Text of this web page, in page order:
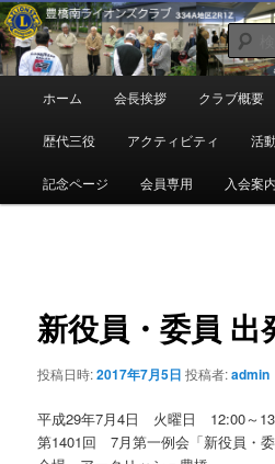
メ
イ
ン
コ
豊橋南ライオンズ
地域奉仕ボランティア
ュ
ホーム 会長挨拶 クラブ概要
歴代三役 アクティビティ 活
記念ページ 会員専用 入会案内
新役員・委員 出
投稿日時:2017年7月5日 投稿者:admin
平成29年7月4日 火曜日 12:00～
第1401回 7月第一例会「新役員・委